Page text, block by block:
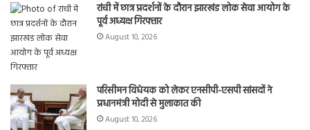
रांची में छात्र प्रदर्शनों के दौरान झारखंड लोक सेवा आयोग के
पूर्व अध्यक्ष गिरफ्तार
August 10, 2026
परिसीमन विधेयक को लेकर एनसीपी-एसपी सांसदों ने
प्रधानमंत्री मोदी से मुलाकात की
August 10, 2026